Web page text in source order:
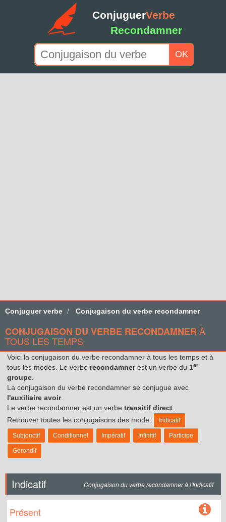
ConjuguerVerbe
Recondamner
OK
Conjuguer verbe Conjugaison du verbe recondamner
CONJUGAISON DU VERBE RECONDAMNER À
TOUS LES TEMPS
Voici la conjugaison du verbe recondamner à tous les temps et à
tous les modes. Le verbe recondamnerest un verbe du 1er
groupe
La conjugaison du verbe recondamner se conjugue avec
l'auxiliaire avoir.
Le verbe recondamner est un verbe transitif direct
Retrouver toutes les conjugaisons des mode:
Indicatif
Subjonctif Conditionnel Impératif Infinitif Participe
Gérondif
Indicatif Conjugaison du verbe recondamner à l'Indicatif
Présent